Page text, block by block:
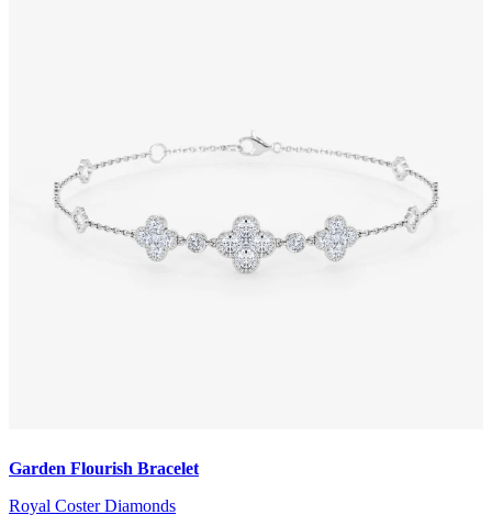
Garden Flourish Bracelet
Royal Coster Diamonds